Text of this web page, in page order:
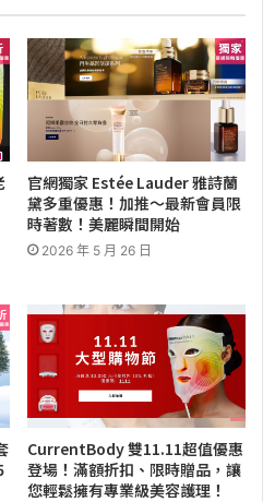
官網獨家 Estée Lauder 雅詩蘭
黛多重優惠！加推～最新會員限
時著數！美麗瞬間開始
2026 年 5 月 26 日
CurrentBody 雙11.11超值優惠
登場！滿額折扣、限時贈品，讓
您輕鬆擁有專業級美容護理！